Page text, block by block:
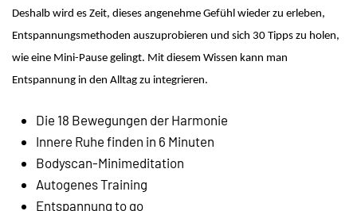
Deshalb wird es Zeit, dieses angenehme Gefühl wieder zu erleben,
Entspannungsmethoden auszuprobieren und sich 30 Tipps zu holen,
wie eine Mini-Pause gelingt. Mit diesem Wissen kann man
Entspannung in den Alltag zu integrieren.
Die 18 Bewegungen der Harmonie
Innere Ruhe finden in 6 Minuten
Bodyscan-Minimeditation
Autogenes Training
Entspannung to go